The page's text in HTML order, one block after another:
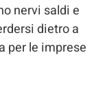
nervi saldi e
dietro a
per le imprese